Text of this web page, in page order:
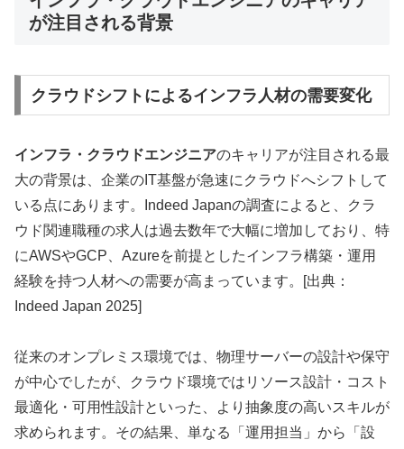
が注目される背景
クラウドシフトによるインフラ人材の需要変化
インフラ・クラウドエンジニアのキャリアが注目される最
大の背景は、企業のIT基盤が急速にクラウドへシフトして
いる点にあります。Indeed Japanの調査によると、クラ
ウド関連職種の求人は過去数年で大幅に増加しており、特
にAWSやGCP、Azureを前提としたインフラ構築・運用
経験を持つ人材への需要が高まっています。[出典：
Indeed Japan 2025]
従来のオンプレミス環境では、物理サーバーの設計や保守
が中心でしたが、クラウド環境ではリソース設計・コスト
最適化・可用性設計といった、より抽象度の高いスキルが
求められます。その結果、単なる「運用担当」から「設